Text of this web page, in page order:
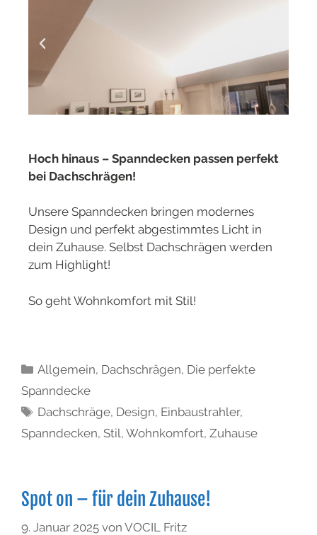
Hoch hinaus – Spanndecken passen perfekt
bei Dachschrägen!
Unsere Spanndecken bringen modernes
Design und perfekt abgestimmtes Licht in
dein Zuhause. Selbst Dachschrägen werden
zum Highlight!
So geht Wohnkomfort mit Stil!
Allgemein, Dachschrägen, Die perfekte
Spanndecke
Dachschräge, Design, Einbaustrahler,
Spanndecken, Stil, Wohnkomfort, Zuhause
Spot on – für dein Zuhause!
9. Januar 2025 von VOCIL Fritz